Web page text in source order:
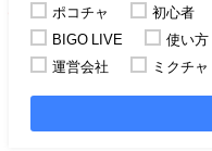
ポコチャ 初心者
BIGO LIVE
使い方
運営会社
ミクチャ